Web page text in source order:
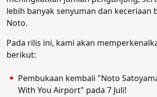
lebih banyak senyuman dan keceriaan
Noto.
Pada rilis ini, kami akan
berikut:
Pembukaan kembali "Noto
With You Airport" pada 7 Juli!